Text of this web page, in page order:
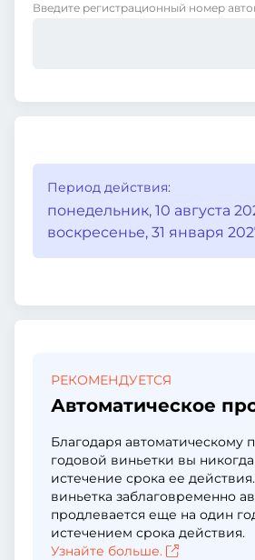
Введите регистрационный номер
Период действия:
понедельник, 10 августа
воскресенье, 31 января
РЕКОМЕНДУЕТСЯ
Автоматическое
Благодаря автоматическому
годовой виньетки вы
истечение срока ее
виньетка заблаговременно
продлевается еще на один
истечением срока действия.
Узнайте больше.